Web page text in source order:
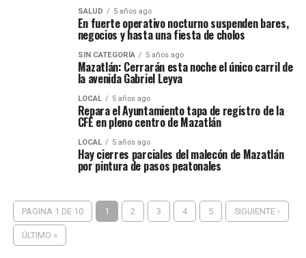
SALUD 5 años ago
En fuerte operativo nocturno suspenden bares,
negocios y hasta una fiesta de cholos
SIN CATEGORÍA 5 años ago
Mazatlán: Cerrarán esta noche el único carril de
la avenida Gabriel Leyva
LOCAL 5 años ago
Repara el Ayuntamiento tapa de registro de la
CFE en pleno centro de Mazatlán
LOCAL 5 años ago
Hay cierres parciales del malecón de Mazatlán
por pintura de pasos peatonales
PAGINA 1 DE 10 1 2 3 4 5 SIGUIENTE ›
ÚLTIMO »